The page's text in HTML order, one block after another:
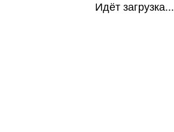
Идёт загрузка...